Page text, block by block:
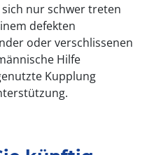
nur schwer treten
defekten
oder verschlissenen
Hilfe
Kupplung